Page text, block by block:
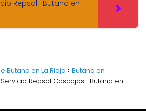
Repsol | Butano en
Butano en La Rioja
Butano en
Repsol Cascajos | Butano en